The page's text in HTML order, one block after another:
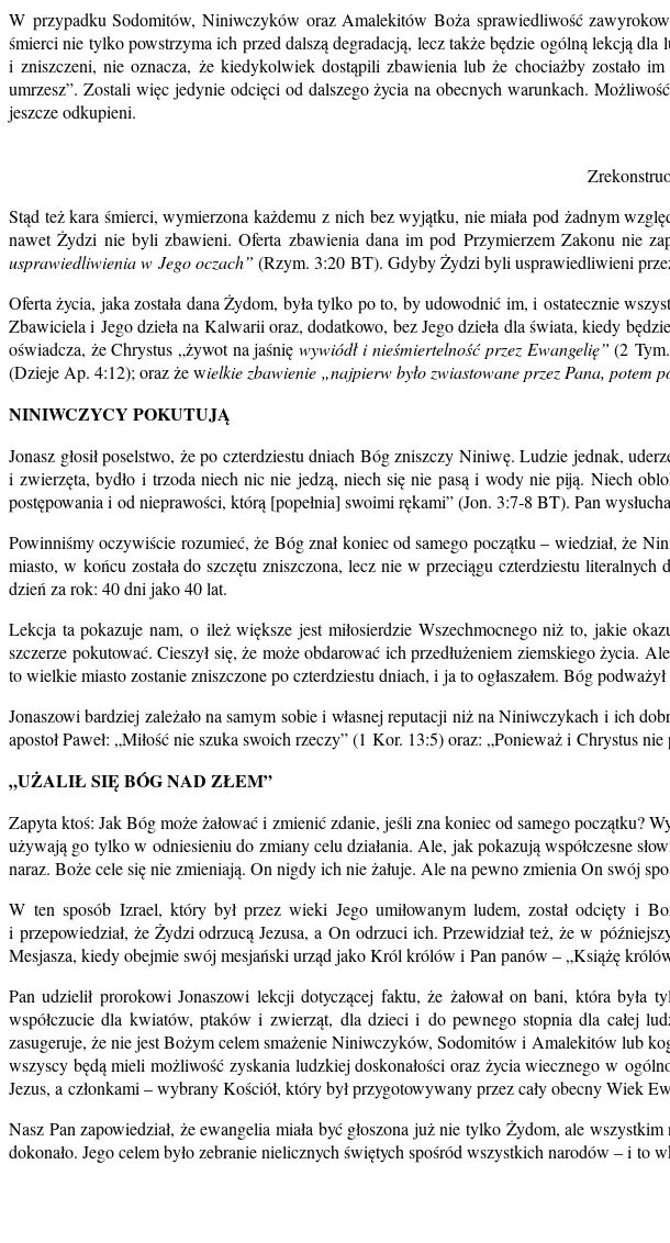
W przypadku Sodomitów, Niniwczyków oraz Amalekitów Boża sprawiedliwość
śmierci nie tylko powstrzyma ich przed dalszą degradacją, lecz także będzie ogólną lekcją
i zniszczeni, nie oznacza, że kiedykolwiek dostąpili zbawienia lub że chociażby zostało
umrzesz”. Zostali więc jedynie odcięci od dalszego życia na obecnych warunkach.
jeszcze odkupieni.
Stąd też kara śmierci, wymierzona każdemu z nich bez wyjątku, nie miała pod żadnym
nawet Żydzi nie byli zbawieni. Oferta zbawienia dana im pod Przymierzem Zakonu nie
usprawiedliwienia w Jego oczach” (Rzym. 3:20 BT). Gdyby Żydzi byli usprawiedliwieni
Oferta życia, jaka została dana Żydom, była tylko po to, by udowodnić im, i ostatecznie
Zbawiciela i Jego dzieła na Kalwarii oraz, dodatkowo, bez Jego dzieła dla świata, kiedy
oświadcza, że Chrystus „żywot na jaśnię wywiódł i nieśmiertelność przez Ewangelię”(2
(Dzieje Ap. 4:12); oraz że wielkie zbawienie „najpierw było zwiastowane przez Pana, potem
NINIWCZYCY POKUTUJĄ
Jonasz głosił poselstwo, że po czterdziestu dniach Bóg zniszczy Niniwę. Ludzie jednak,
i zwierzęta, bydło i trzoda niech nic nie jedzą, niech się nie pasą i wody nie piją. Niech
postępowania i od nieprawości, którą [popełnia] swoimi rękami” (Jon. 3:7‑8 BT). Pan
Powinniśmy oczywiście rozumieć, że Bóg znał koniec od samego początku – wiedział, że
miasto, w końcu została do szczętu zniszczona, lecz nie w przeciągu czterdziestu
dzień za rok: 40 dni jako 40 lat.
Lekcja ta pokazuje nam, o ileż większe jest miłosierdzie Wszechmocnego niż to, jakie
szczerze pokutować. Cieszył się, że może obdarować ich przedłużeniem ziemskiego życia.
to wielkie miasto zostanie zniszczone po czterdziestu dniach, i ja to ogłaszałem. Bóg
Jonaszowi bardziej zależało na samym sobie i własnej reputacji niż na Niniwczykach i ich
apostoł Paweł: „Miłość nie szuka swoich rzeczy” (1 Kor. 13:5) oraz: „Ponieważ i Chrystus
„UŻALIŁ SIĘ BÓG NAD ZŁEM”
Zapyta ktoś: Jak Bóg może żałować i zmienić zdanie, jeśli zna koniec od samego początku?
używają go tylko w odniesieniu do zmiany celu działania. Ale, jak pokazują współczesne
naraz. Boże cele się nie zmieniają. On nigdy ich nie żałuje. Ale na pewno zmienia On swój
W ten sposób Izrael, który był przez wieki Jego umiłowanym ludem, został odcięty i
i przepowiedział, że Żydzi odrzucą Jezusa, a On odrzuci ich. Przewidział też, że w
Mesjasza, kiedy obejmie swój mesjański urząd jako Król królów i Pan panów – „Książę
Pan udzielił prorokowi Jonaszowi lekcji dotyczącej faktu, że żałował on bani, która
współczucie dla kwiatów, ptaków i zwierząt, dla dzieci i do pewnego stopnia dla całej
zasugeruje, że nie jest Bożym celem smażenie Niniwczyków, Sodomitów i Amalekitów lub
wszyscy będą mieli możliwość zyskania ludzkiej doskonałości oraz życia wiecznego w
Jezus, a członkami – wybrany Kościół, który był przygotowywany przez cały obecny Wiek
Nasz Pan zapowiedział, że ewangelia miała być głoszona już nie tylko Żydom, ale
dokonało. Jego celem było zebranie nielicznych świętych spośród wszystkich narodów – i to